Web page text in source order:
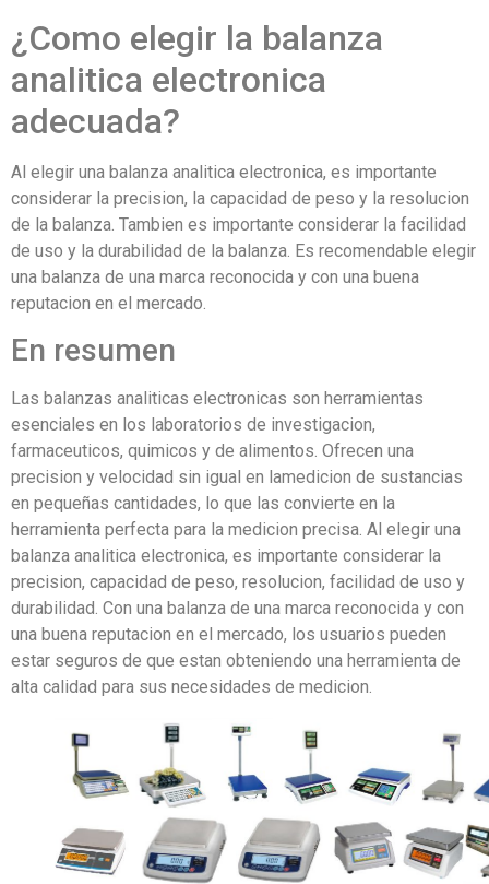
¿Como elegir la balanza
analitica electronica
adecuada?
Al elegir una balanza analitica electronica, es importante
considerar la precision, la capacidad de peso y la resolucion
de la balanza. Tambien es importante considerar la facilidad
de uso y la durabilidad de la balanza. Es recomendable elegir
una balanza de una marca reconocida y con una buena
reputacion en el mercado.
En resumen
Las balanzas analiticas electronicas son herramientas
esenciales en los laboratorios de investigacion,
farmaceuticos, quimicos y de alimentos. Ofrecen una
precision y velocidad sin igual en lamedicion de sustancias
en pequeñas cantidades, lo que las convierte en la
herramienta perfecta para la medicion precisa. Al elegir una
balanza analitica electronica, es importante considerar la
precision, capacidad de peso, resolucion, facilidad de uso y
durabilidad. Con una balanza de una marca reconocida y con
una buena reputacion en el mercado, los usuarios pueden
estar seguros de que estan obteniendo una herramienta de
alta calidad para sus necesidades de medicion.